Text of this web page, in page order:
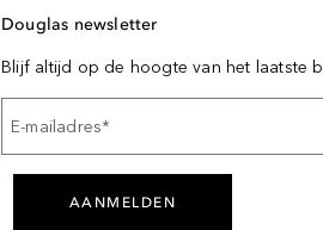
Douglas newsletter
Blijf altijd op de hoogte van het laatste
E-mailadres*
AANMELDEN